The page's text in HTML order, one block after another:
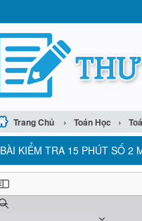
Trang Chủ › Toán Học ›
BÀI KIỂM TRA 15 PHÚT SỐ 2